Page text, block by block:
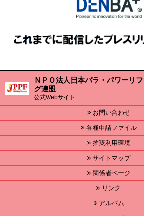
ＮＰＯ法人日本パラ・パワーリ
グ連盟
公式Webサイト
お問い合わせ
各種申請ファイル
推奨利用環境
サイトマップ
関係者ページ
リンク
アルバム